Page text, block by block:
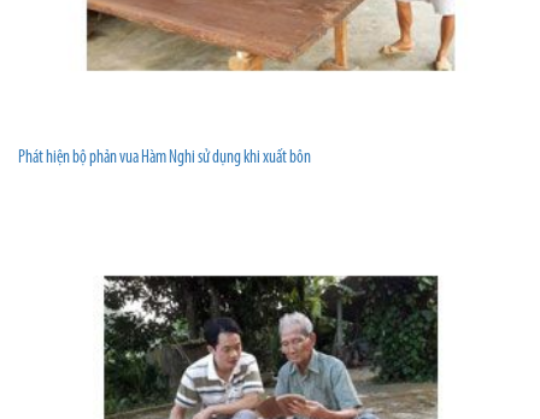
Phát hiện bộ phản vua Hàm Nghi sử dụng khi xuất bôn